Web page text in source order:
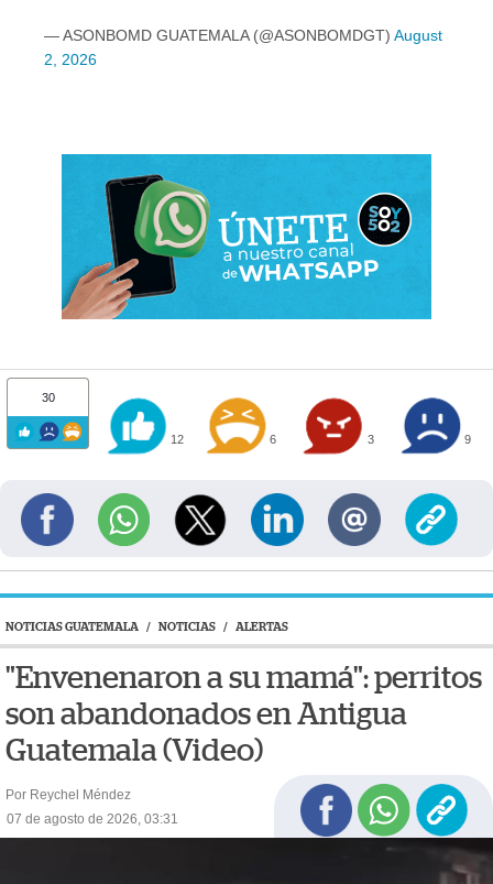
— ASONBOMD GUATEMALA (@ASONBOMDGT) August
2, 2026
30
12 6 3 9
NOTICIAS GUATEMALA / NOTICIAS / ALERTAS
"Envenenaron a su mamá": perritos
son abandonados en Antigua
Guatemala (Video)
Por Reychel Méndez
07 de agosto de 2026, 03:31